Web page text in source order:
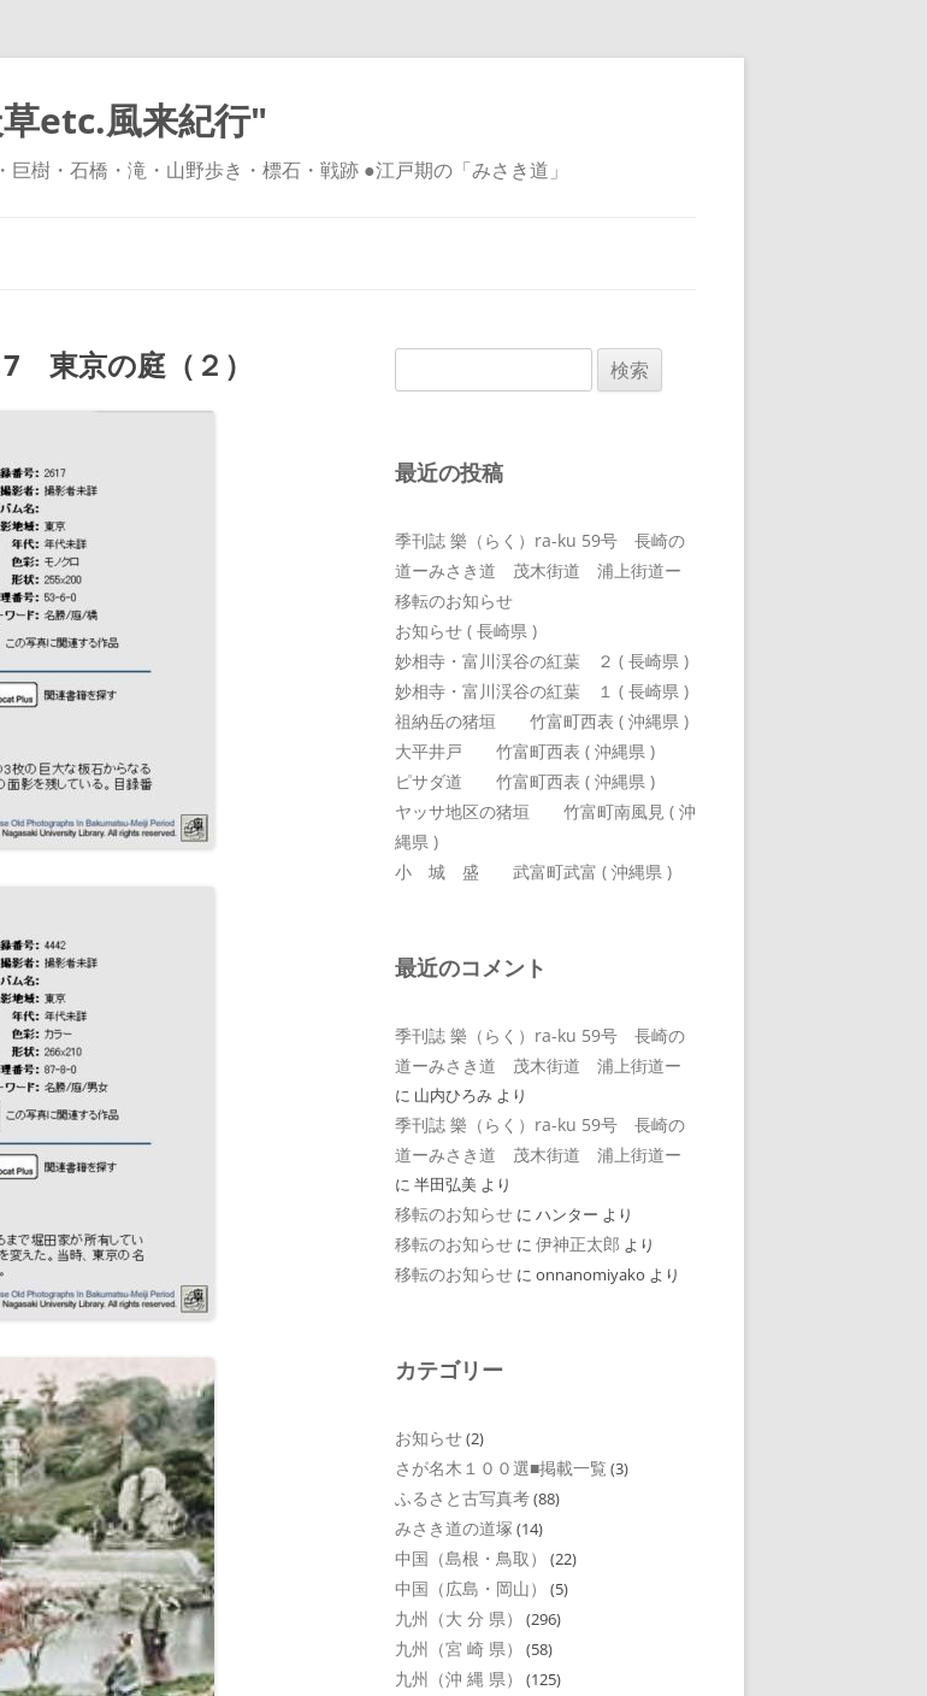
etc.風来紀行"
樹・石橋・滝・山野歩き・標石・戦跡 ●江戸期の「みさき道」
ッ
プ
東京の庭（２）
索:
最近の投稿
季刊誌 樂（らく）ra-ku 59号 長崎の
道ーみさき道 茂木街道 浦上街道ー
移転のお知らせ
お知らせ ( 長崎県 )
妙相寺・富川渓谷の紅葉 ２ ( 長崎県 )
妙相寺・富川渓谷の紅葉 １ ( 長崎県 )
祖納岳の猪垣 竹富町西表 ( 沖縄県 )
大平井戸 竹富町西表 ( 沖縄県 )
ピサダ道 竹富町西表 ( 沖縄県 )
ヤッサ地区の猪垣 竹富町南風見 ( 沖
縄県 )
小 城 盛 武富町武富 ( 沖縄県 )
最近のコメント
季刊誌 樂（らく）ra-ku 59号 長崎の
道ーみさき道 茂木街道 浦上街道ー
に 山内ひろみ より
季刊誌 樂（らく）ra-ku 59号 長崎の
道ーみさき道 茂木街道 浦上街道ー
に 半田弘美 より
移転のお知らせ に ハンター より
移転のお知らせ に 伊神正太郎 より
移転のお知らせ に onnanomiyako より
カテゴリー
お知らせ(2)
さが名木１００選■掲載一覧 (3)
ふるさと古写真考(88)
みさき道の道塚 (14)
中国（島根・鳥取） (22)
中国（広島・岡山） (5)
九州（大 分 県） (296)
九州（宮 崎 県） (58)
九州（沖 縄 県） (125)